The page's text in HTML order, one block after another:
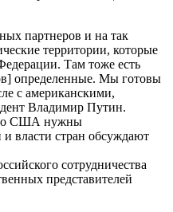
партнеров и на так
территории, которые
Там тоже есть
определенные. Мы готовы
с американскими,
Владимир Путин.
США нужны
власти стран обсуждают
сотрудничества
представителей